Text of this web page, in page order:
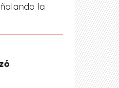
la